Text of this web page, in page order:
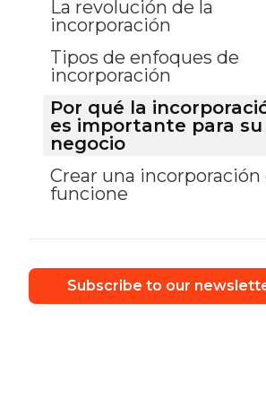
La revolución de la
incorporación
Tipos de enfoques de
incorporación
Por qué la
es importante para su
negocio
Crear una incorporación
funcione
Subscribe to our